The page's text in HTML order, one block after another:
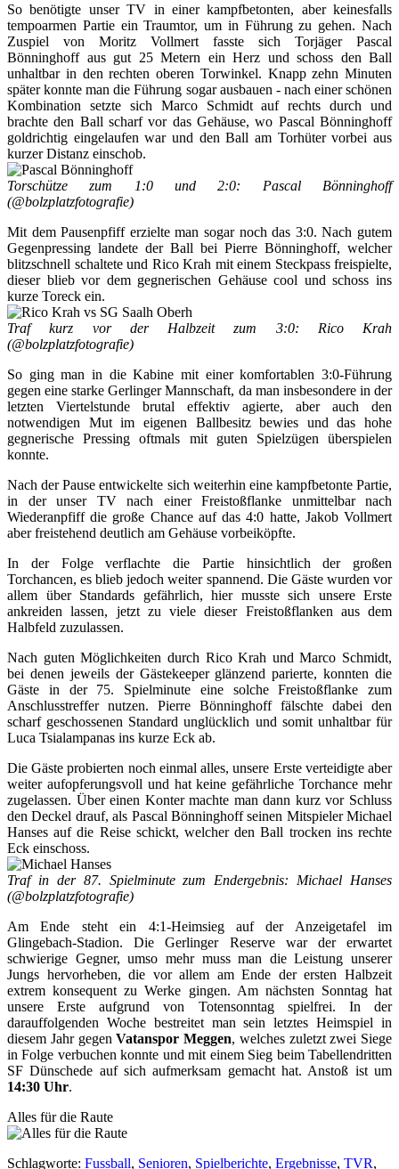
So benötigte unser TV in einer kampfbetonten, aber keinesfalls
tempoarmen Partie ein Traumtor, um in Führung zu gehen. Nach
Zuspiel von Moritz Vollmert fasste sich Torjäger Pascal
Bönninghoff aus gut 25 Metern ein Herz und schoss den Ball
unhaltbar in den rechten oberen Torwinkel. Knapp zehn Minuten
später konnte man die Führung sogar ausbauen - nach einer schönen
Kombination setzte sich Marco Schmidt auf rechts durch und
brachte den Ball scharf vor das Gehäuse, wo Pascal Bönninghoff
goldrichtig eingelaufen war und den Ball am Torhüter vorbei aus
kurzer Distanz einschob.
Torschütze zum 1:0 und 2:0: Pascal Bönninghoff
(@bolzplatzfotografie)
Mit dem Pausenpfiff erzielte man sogar noch das 3:0. Nach gutem
Gegenpressing landete der Ball bei Pierre Bönninghoff, welcher
blitzschnell schaltete und Rico Krah mit einem Steckpass freispielte,
dieser blieb vor dem gegnerischen Gehäuse cool und schoss ins
kurze Toreck ein.
Traf kurz vor der Halbzeit zum 3:0: Rico Krah
(@bolzplatzfotografie)
So ging man in die Kabine mit einer komfortablen 3:0-Führung
gegen eine starke Gerlinger Mannschaft, da man insbesondere in der
letzten Viertelstunde brutal effektiv agierte, aber auch den
notwendigen Mut im eigenen Ballbesitz bewies und das hohe
gegnerische Pressing oftmals mit guten Spielzügen überspielen
konnte.
Nach der Pause entwickelte sich weiterhin eine kampfbetonte Partie,
in der unser TV nach einer Freistoßflanke unmittelbar nach
Wiederanpfiff die große Chance auf das 4:0 hatte, Jakob Vollmert
aber freistehend deutlich am Gehäuse vorbeiköpfte.
In der Folge verflachte die Partie hinsichtlich der großen
Torchancen, es blieb jedoch weiter spannend. Die Gäste wurden vor
allem über Standards gefährlich, hier musste sich unsere Erste
ankreiden lassen, jetzt zu viele dieser Freistoßflanken aus dem
Halbfeld zuzulassen.
Nach guten Möglichkeiten durch Rico Krah und Marco Schmidt,
bei denen jeweils der Gästekeeper glänzend parierte, konnten die
Gäste in der 75. Spielminute eine solche Freistoßflanke zum
Anschlusstreffer nutzen. Pierre Bönninghoff fälschte dabei den
scharf geschossenen Standard unglücklich und somit unhaltbar für
Luca Tsialampanas ins kurze Eck ab.
Die Gäste probierten noch einmal alles, unsere Erste verteidigte aber
weiter aufopferungsvoll und hat keine gefährliche Torchance mehr
zugelassen. Über einen Konter machte man dann kurz vor Schluss
den Deckel drauf, als Pascal Bönninghoff seinen Mitspieler Michael
Hanses auf die Reise schickt, welcher den Ball trocken ins rechte
Eck einschoss.
Traf in der 87. Spielminute zum Endergebnis: Michael Hanses
(@bolzplatzfotografie)
Am Ende steht ein 4:1-Heimsieg auf der Anzeigetafel im
Glingebach-Stadion. Die Gerlinger Reserve war der erwartet
schwierige Gegner, umso mehr muss man die Leistung unserer
Jungs hervorheben, die vor allem am Ende der ersten Halbzeit
extrem konsequent zu Werke gingen. Am nächsten Sonntag hat
unsere Erste aufgrund von Totensonntag spielfrei. In der
darauffolgenden Woche bestreitet man sein letztes Heimspiel in
diesem Jahr gegenVatanspor Meggen, welches zuletzt zwei Siege
in Folge verbuchen konnte und mit einem Sieg beim Tabellendritten
SF Dünschede auf sich aufmerksam gemacht hat. Anstoß ist um
14:30 Uhr.
Alles für die Raute
Schlagworte: Fussball, Senioren, Spielberichte, Ergebnisse, TVR,